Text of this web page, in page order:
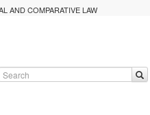
AND COMPARATIVE LAW